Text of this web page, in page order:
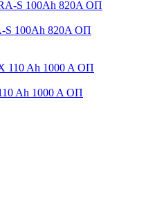
S 100Ah 820A ОП
Ah 1000 A ОП